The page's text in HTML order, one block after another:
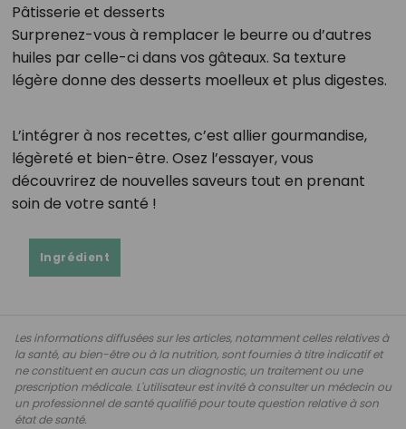
Pâtisserie et desserts
Surprenez-vous à remplacer le beurre ou d’autres
huiles par celle-ci dans vos gâteaux. Sa texture
légère donne des desserts moelleux et plus digestes.
L’intégrer à nos recettes, c’est allier gourmandise,
légèreté et bien-être. Osez l’essayer, vous
découvrirez de nouvelles saveurs tout en prenant
soin de votre santé !
Ingrédient
Les informations diffusées sur les articles, notamment celles relatives à
la santé, au bien-être ou à la nutrition, sont fournies à titre indicatif et
ne constituent en aucun cas un diagnostic, un traitement ou une
prescription médicale. L'utilisateur est invité à consulter un médecin ou
un professionnel de santé qualifié pour toute question relative à son
état de santé.